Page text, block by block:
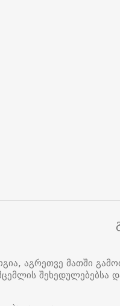
აგრეთვე მათში
შეხედულებებსა